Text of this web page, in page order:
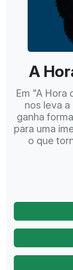
A
Em "A Hora
nos leva
ganha
para uma
o que